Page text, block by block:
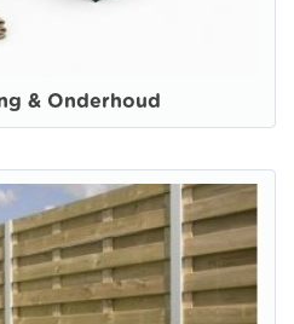
& Onderhoud